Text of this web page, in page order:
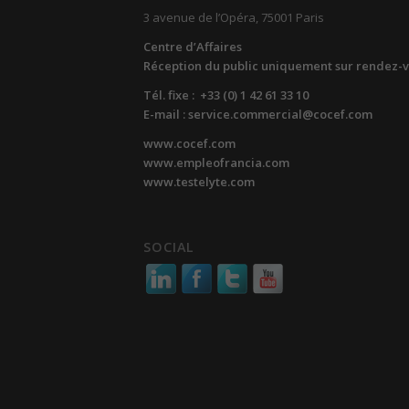
3 avenue de l’Opéra, 75001 Paris
Centre d’Affaires
Réception du public uniquement sur rendez-
Tél. fixe : +33 (0) 1 42 61 33 10
E-mail : service.commercial@cocef.com
www.cocef.com
www.empleofrancia.com
www.testelyte.com
SOCIAL